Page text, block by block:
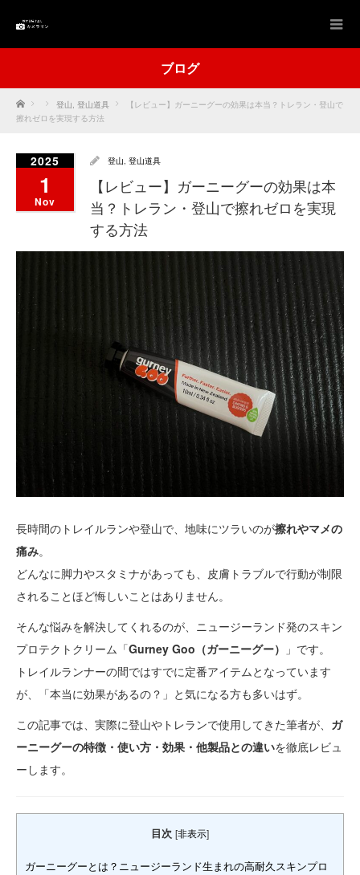
ブログ
Home 登山, 登山道具
【レビュー】ガーニーグーの効果は本当？トレラン・登山で
擦れゼロを実現する方法
2025
1
Nov
登山, 登山道具
【レビュー】ガーニーグーの効果は本
当？トレラン・登山で擦れゼロを実現
する方法
長時間のトレイルランや登山で、地味にツラいのが擦れやマメの
痛み。
どんなに脚力やスタミナがあっても、皮膚トラブルで行動が制限
されることほど悔しいことはありません。
そんな悩みを解決してくれるのが、ニュージーランド発のスキン
プロテクトクリーム「Gurney Goo（ガーニーグー）
」です。
トレイルランナーの間ではすでに定番アイテムとなっています
が、「本当に効果があるの？」と気になる方も多いはず。
この記事では、実際に登山やトレランで使用してきた筆者が、 ガ
ーニーグーの特徴・使い方・効果・他製品との違いを徹底レビュ
ーします。
目次 [非表示]
ガーニーグーとは？ニュージーランド生まれの高耐久スキンプロ